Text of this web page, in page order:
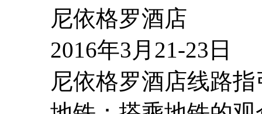
尼依格罗酒店
2016年3月21-23日
尼依格罗酒店线路指